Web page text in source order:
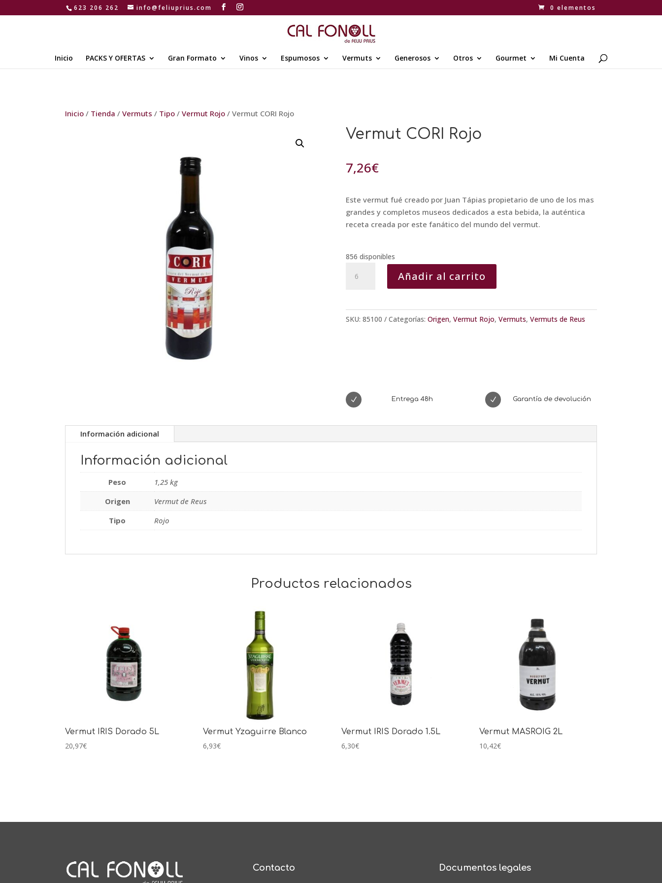
623 206 262 info@feliuprius.com 0 elementos
Inicio PACKS Y OFERTAS Gran Formato Vinos Espumosos Vermuts Generosos Otros Gourmet Mi Cuenta
Inicio / Tienda / Vermuts / Tipo / Vermut Rojo / Vermut CORI Rojo
Vermut CORI Rojo
7,26€
Este vermut fué creado por Juan Tápias propietario de uno de los mas
grandes y completos museos dedicados a esta bebida, la auténtica
receta creada por este fanático del mundo del vermut.
856 disponibles
CORI
Añadir al carrito
SKU: 85100 Categorías: Origen, Vermut Rojo, Vermuts, Vermuts de Reus
N Entrega 48h N Garantía de devolución
Información adicional
Información adicional
Peso
1,25 kg
Origen
Vermut de Reus
Tipo
Rojo
Productos relacionados
Vermut IRIS Dorado 5L
20,97€
Vermut Yzaguirre Blanco
6,93€
Vermut IRIS Dorado 1.5L
6,30€
Vermut MASROIG 2L
10,42€
Contacto
Documentos legales